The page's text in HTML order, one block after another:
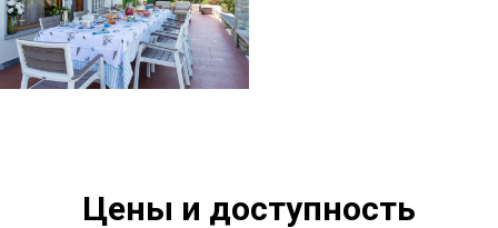
Цены и доступность